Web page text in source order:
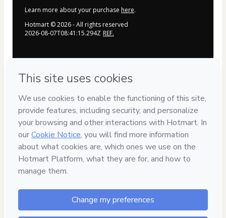
Learn more about your purchase here.
Hotmart ©2026- All rights reserved
2026-08-07T08:41:15.294Z REF.
Your information is 100% secure
Safe purchase
Secure and authenticated environment